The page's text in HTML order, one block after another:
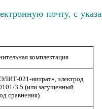
почту, с
комплектация
021-нитрат», электрод
3.5 (или загущенный
сравнения)